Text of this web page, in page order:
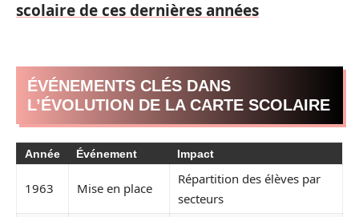
scolaire de ces dernières années
ÉVÉNEMENTS CLÉS DANS
L’ÉVOLUTION DE LA CARTE SCOLAIRE
Année Événement Impact
1963 Mise en place
Répartition des élèves par
secteurs